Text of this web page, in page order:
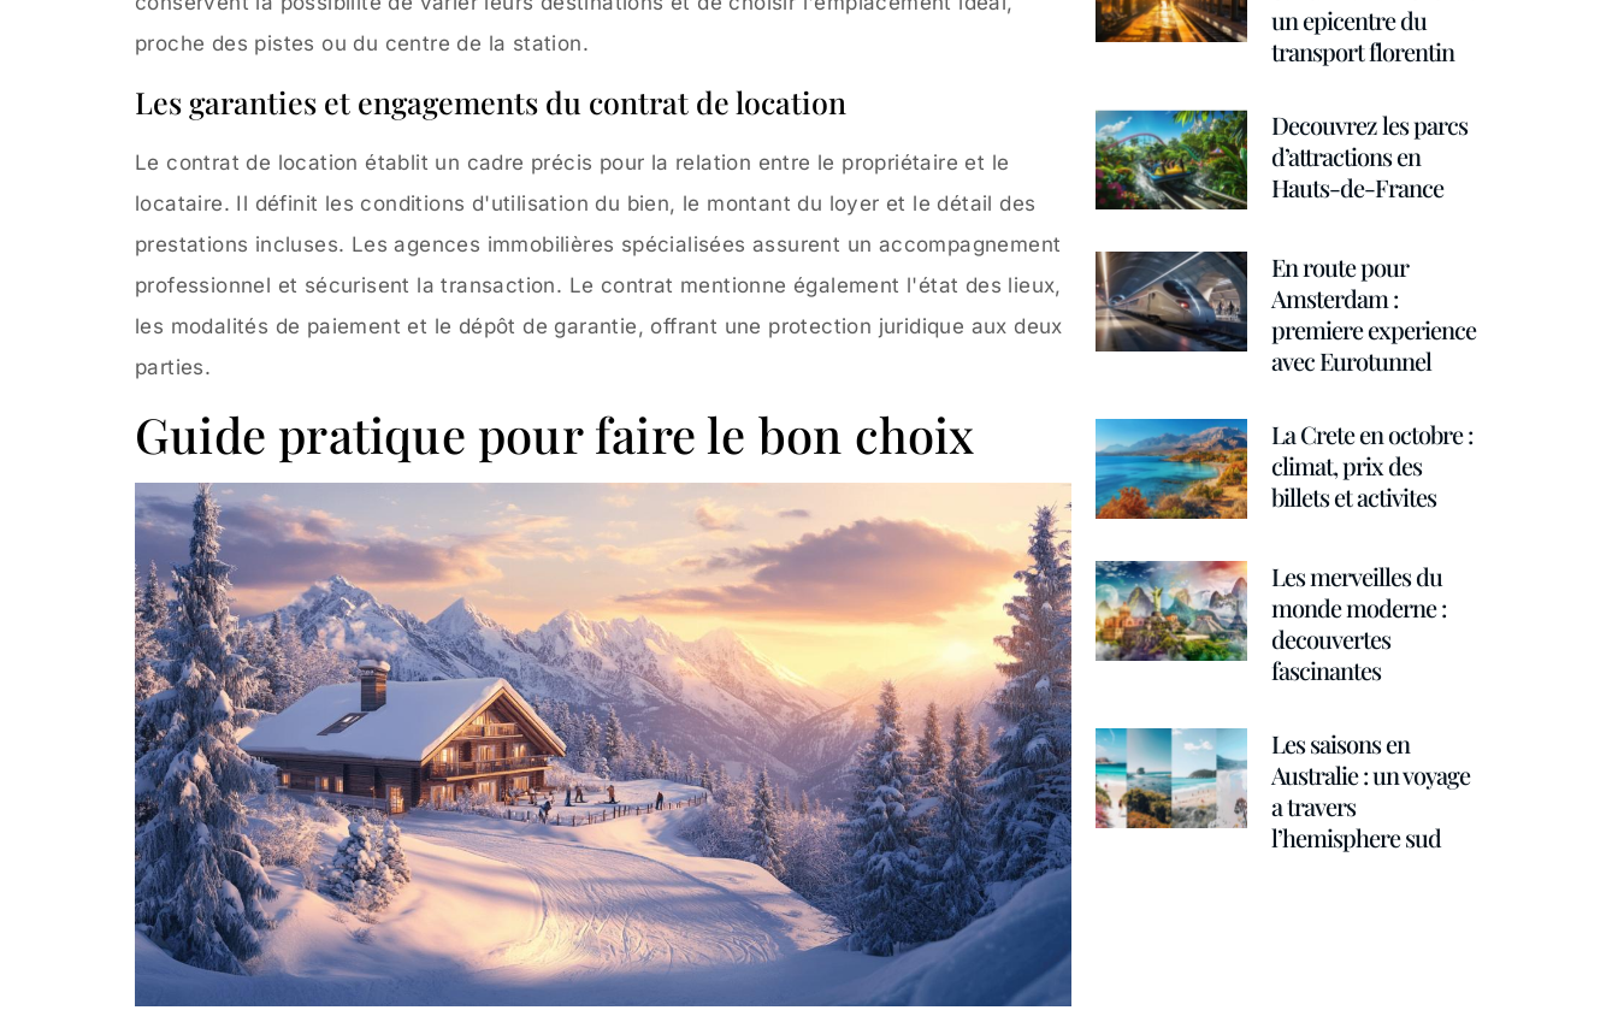
proche des pistes ou du centre de la station.
Les garanties et engagements du contrat de location
Le contrat de location établit un cadre précis pour la relation entre le propriétaire et le
locataire. Il définit les conditions d'utilisation du bien, le montant du loyer et le détail des
prestations incluses. Les agences immobilières spécialisées assurent un accompagnement
professionnel et sécurisent la transaction. Le contrat mentionne également l'état des lieux,
les modalités de paiement et le dépôt de garantie, offrant une protection juridique aux deux
parties.
Guide pratique pour faire le bon choix
un epicentre du
transport florentin
Decouvrez les parcs
d’attractions en
Hauts-de-France
En route pour
Amsterdam :
premiere experience
avec Eurotunnel
La Crete en octobre :
climat, prix des
billets et activites
Les merveilles du
monde moderne :
decouvertes
fascinantes
Les saisons en
Australie : un voyage
a travers
l’hemisphere sud